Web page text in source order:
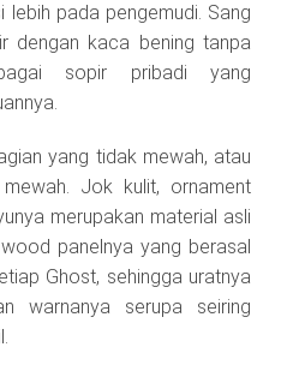
lebih pada pengemudi. Sang
dengan kaca bening tanpa
sopir pribadi yang
yang tidak mewah, atau
Jok kulit, ornament
merupakan material asli
panelnya yang berasal
Ghost, sehingga uratnya
warnanya serupa seiring